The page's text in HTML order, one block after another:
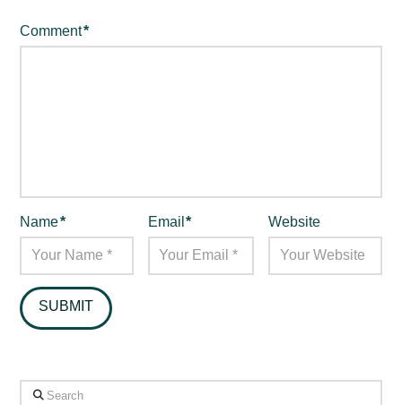
Comment*
Name* Email* Website
Search